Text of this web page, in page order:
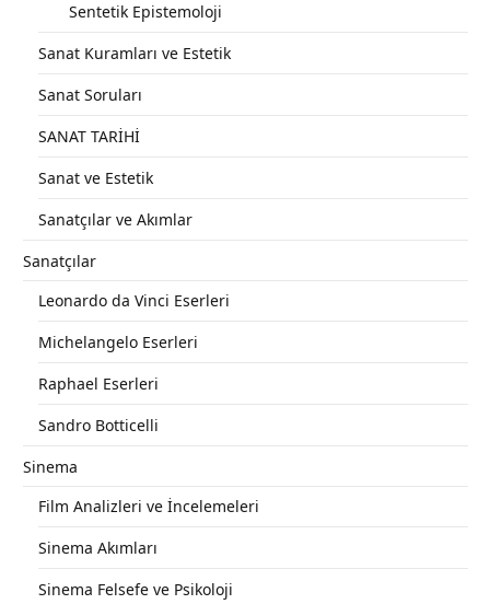
Sentetik Epistemoloji
Sanat Kuramları ve Estetik
Sanat Soruları
SANAT TARİHİ
Sanat ve Estetik
Sanatçılar ve Akımlar
Sanatçılar
Leonardo da Vinci Eserleri
Michelangelo Eserleri
Raphael Eserleri
Sandro Botticelli
Sinema
Film Analizleri ve İncelemeleri
Sinema Akımları
Sinema Felsefe ve Psikoloji